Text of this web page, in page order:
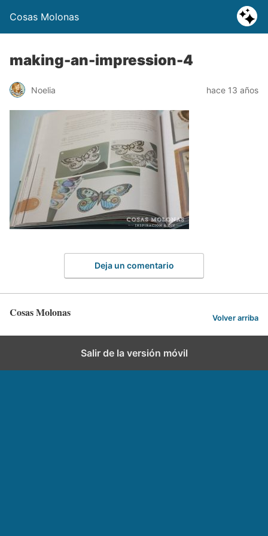
Cosas Molonas
making-an-impression-4
Noelia hace 13 años
Deja un comentario
Cosas Molonas Volver arriba
Salir de la versión móvil